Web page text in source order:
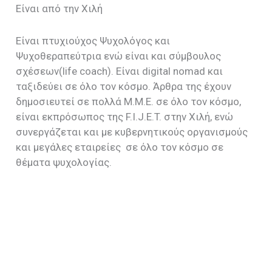
Είναι από την Χιλή
Είναι πτυχιούχος Ψυχολόγος και
Ψυχοθεραπεύτρια ενώ είναι και σύμβουλος
σχέσεων(life coach). Είναι digital nomad και
ταξιδεύει σε όλο τον κόσμο. Άρθρα της έχουν
δημοσιευτεί σε πολλά Μ.Μ.Ε. σε όλο τον κόσμο,
είναι εκπρόσωπος της F.I.J.E.T. στην Χιλή, ενώ
συνεργάζεται και με κυβερνητικούς οργανισμούς
και μεγάλες εταιρείες σε όλο τον κόσμο σε
θέματα ψυχολογίας.